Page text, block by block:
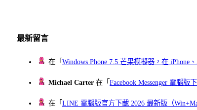
最新留言
在「Windows Phone 7.5 芒果模擬器，在 iPhone
Michael Carter 在「Facebook Messenger 電腦版
在「LINE 電腦版官方下載 2026 最新版（